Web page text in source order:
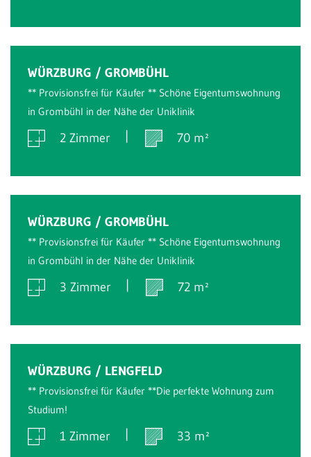
WÜRZBURG / GROMBÜHL
** Provisionsfrei für Käufer ** Schöne Eigentumswohnung
in Grombühl in der Nähe der Uniklinik
2 Zimmer 70 m²
WÜRZBURG / GROMBÜHL
** Provisionsfrei für Käufer ** Schöne Eigentumswohnung
in Grombühl in der Nähe der Uniklinik
3 Zimmer 72 m²
WÜRZBURG / LENGFELD
** Provisionsfrei für Käufer **Die perfekte Wohnung zum
Studium!
1 Zimmer 33 m²